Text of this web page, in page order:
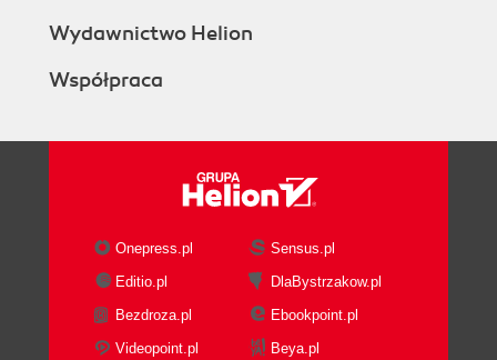
Wydawnictwo Helion
Współpraca
Onepress.pl
Sensus.pl
Editio.pl
DlaBystrzakow.pl
Bezdroza.pl
Ebookpoint.pl
Videopoint.pl
Beya.pl